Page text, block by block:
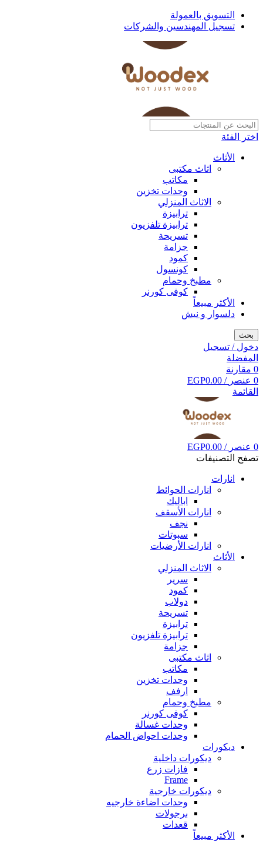
التسويق بالعمولة
تسجيل المهندسين والشركات
اختر الفئة
الأثاث
اثاث مكتبى
مكاتب
وحدات تخزين
الاثاث المنزلي
ترابيزة
ترابيزة تلفزيون
تسريحة
جزامة
كمود
كونسول
مطبخ وحمام
كوفى كورنر
الأكثر مبيعاً
دلسوار و نيش
بحث
دخول / تسجيل
المفضلة
0 مقارنة
0 عنصر /
EGP0.00
القائمة
0 عنصر /
EGP0.00
تصفح التصنيفات
انارات
انارات الحوائط
اباليك
انارات الأسقف
نجف
سبوتات
انارات الأرضيات
الأثاث
الاثاث المنزلي
سرير
كمود
دولاب
تسريحة
ترابيزة
ترابيزة تلفزيون
جزامة
اثاث مكتبى
مكاتب
وحدات تخزين
ارفف
مطبخ وحمام
كوفى كورنر
وحدات غسالة
وحدات احواض الحمام
ديكورات
ديكورات داخلية
فازات زرع
Frame
ديكورات خارجية
وحدات اضاءة خارجيه
برجولات
قعدات
الأكثر مبيعاً